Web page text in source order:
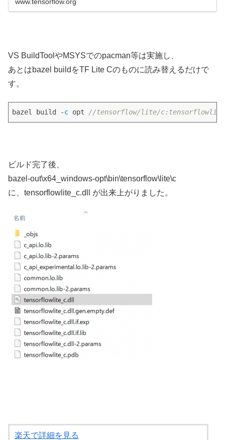
VS BuildToolやMSYSでのpacman等は実施し、
あとはbazel buildをTF Lite Cのものに読み替えるだけで
す。
bazel build -c opt //tensorflow/lite/
ビルド完了後、
bazel-out\x64_windows-opt\bin\tensorflow\lite\c
に、tensorflowlite_c.dll が出来上がりました。
楽天で詳細を見る